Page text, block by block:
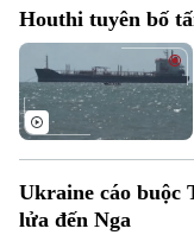
Houthi tuyên bố
Ukraine cáo buộc
lửa đến Nga